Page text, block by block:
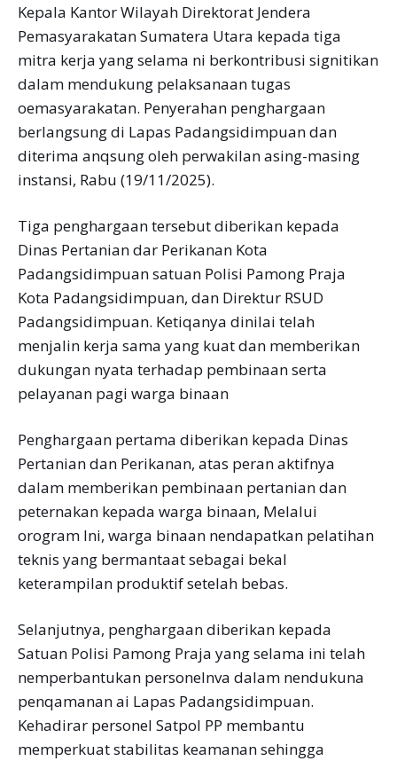
Kepala Kantor Wilayah Direktorat Jendera
Pemasyarakatan Sumatera Utara kepada tiga
mitra kerja yang selama ni berkontribusi signitikan
dalam mendukung pelaksanaan tugas
oemasyarakatan. Penyerahan penghargaan
berlangsung di Lapas Padangsidimpuan dan
diterima anqsung oleh perwakilan asing-masing
instansi, Rabu (19/11/2025).
Tiga penghargaan tersebut diberikan kepada
Dinas Pertanian dar Perikanan Kota
Padangsidimpuan satuan Polisi Pamong Praja
Kota Padangsidimpuan, dan Direktur RSUD
Padangsidimpuan. Ketiqanya dinilai telah
menjalin kerja sama yang kuat dan memberikan
dukungan nyata terhadap pembinaan serta
pelayanan pagi warga binaan
Penghargaan pertama diberikan kepada Dinas
Pertanian dan Perikanan, atas peran aktifnya
dalam memberikan pembinaan pertanian dan
peternakan kepada warga binaan, Melalui
orogram Ini, warga binaan nendapatkan pelatihan
teknis yang bermantaat sebagai bekal
keterampilan produktif setelah bebas.
Selanjutnya, penghargaan diberikan kepada
Satuan Polisi Pamong Praja yang selama ini telah
nemperbantukan personelnva dalam nendukuna
penqamanan ai Lapas Padangsidimpuan.
Kehadirar personel Satpol PP membantu
memperkuat stabilitas keamanan sehingga